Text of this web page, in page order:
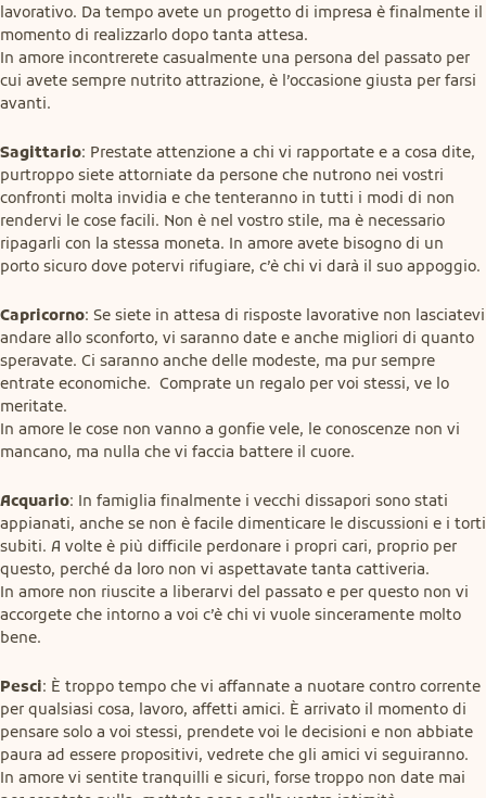
lavorativo. Da tempo avete un progetto di impresa è finalmente il
momento di realizzarlo dopo tanta attesa.
In amore incontrerete casualmente una persona del passato per
cui avete sempre nutrito attrazione, è l’occasione giusta per farsi
avanti.
Sagittario: Prestate attenzione a chi vi rapportate e a cosa dite,
purtroppo siete attorniate da persone che nutrono nei vostri
confronti molta invidia e che tenteranno in tutti i modi di non
rendervi le cose facili. Non è nel vostro stile, ma è necessario
ripagarli con la stessa moneta. In amore avete bisogno di un
porto sicuro dove potervi rifugiare, c’è chi vi darà il suo appoggio.
Capricorno: Se siete in attesa di risposte lavorative non lasciatevi
andare allo sconforto, vi saranno date e anche migliori di quanto
speravate. Ci saranno anche delle modeste, ma pur sempre
entrate economiche.  Comprate un regalo per voi stessi, ve lo
meritate.
In amore le cose non vanno a gonfie vele, le conoscenze non vi
mancano, ma nulla che vi faccia battere il cuore.
Acquario: In famiglia finalmente i vecchi dissapori sono stati
appianati, anche se non è facile dimenticare le discussioni e i torti
subiti. A volte è più difficile perdonare i propri cari, proprio per
questo, perché da loro non vi aspettavate tanta cattiveria.
In amore non riuscite a liberarvi del passato e per questo non vi
accorgete che intorno a voi c’è chi vi vuole sinceramente molto
bene.
Pesci: È troppo tempo che vi affannate a nuotare contro corrente
per qualsiasi cosa, lavoro, affetti amici. È arrivato il momento di
pensare solo a voi stessi, prendete voi le decisioni e non abbiate
paura ad essere propositivi, vedrete che gli amici vi seguiranno.
In amore vi sentite tranquilli e sicuri, forse troppo non date mai